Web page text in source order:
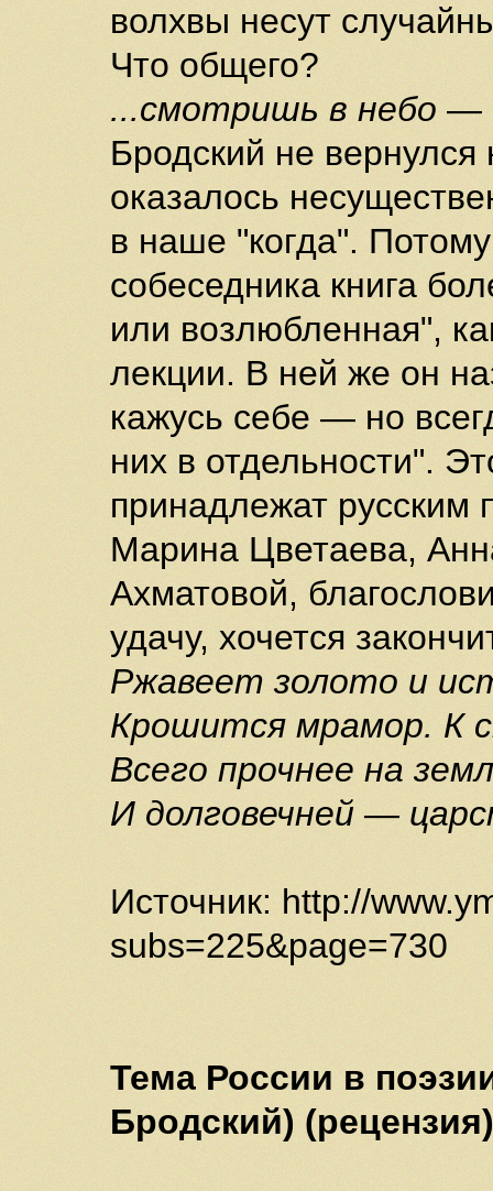
волхвы несут
Что общего?
...смотришь в небо —
Бродский не
оказалось
в наше "когда".
собеседника книга
или возлюбленная",
лекции. В ней же он
кажусь себе — но
них в отдельности".
принадлежат
Марина Цветаева,
Ахматовой,
удачу, хочется
Ржавеет золото и
Крошится мрамор. К
Всего прочнее на
И долговечней —
Источник: http://
subs=225&page=730
Тема России в
Бродский) (рецензия)